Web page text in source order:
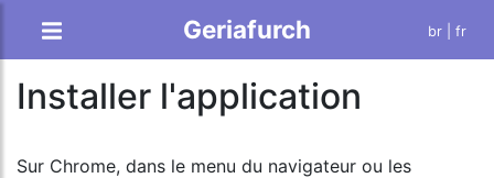
Geriafurch br | fr
Installer l'application
Sur Chrome, dans le menu du navigateur ou les